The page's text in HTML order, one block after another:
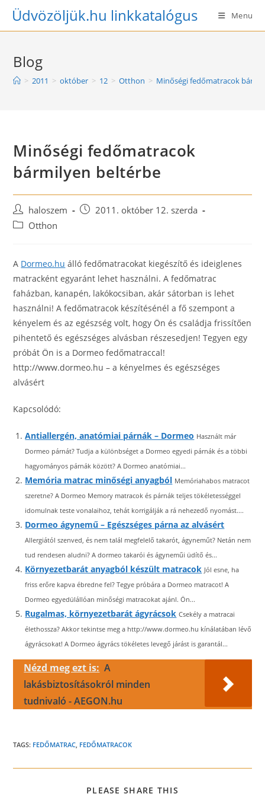
SkipÜdvözöljük.hu linkkatalógus Menu
Blog
> 2011 > október > 12 > Otthon > Minőségi fedőmatracok
Minőségi fedőmatracok
bármilyen beltérbe
Post
author:
haloszem
Post2011. október 12. szerda
PostOtthon
A Dormeo.hu álló fedőmatracokat kiegészítő és ideiglenes
matracként egyaránt lehet használni. A fedőmatrac
faházban, kanapén, lakókocsiban, akár sátorban is lehet
használni! A fedőmatracok készítésénél a fő szempont a
kényelem és az egészség volt, hogy Ön és családja frissítően
pihentető és egészséges alvásban részesedjen! Tegyen egy
próbát Ön is a Dormeo fedőmatraccal!
http://www.dormeo.hu – a kényelmes és egészséges
alvásért
Kapcsolódó:
Antiallergén, anatómiai párnák – Dormeo Használt már
Dormeo párnát? Tudja a különbséget a Dormeo egyedi párnák és a többi
hagyományos párnák között? A Dormeo anatómiai...
Memória matrac minőségi anyagból Memóriahabos matracot
szeretne? A Dormeo Memory matracok és párnák teljes tökéletességgel
idomulnak teste vonalaihoz, tehát korrigálják a rá nehezedő nyomást....
Dormeo ágynemű – Egészséges párna az alvásért
Allergiától szenved, és nem talál megfelelő takarót, ágyneműt? Netán nem
tud rendesen aludni? A dormeo takarói és ágyneműi üdítő és...
Környezetbarát anyagból készült matracok Jól esne, ha
friss erőre kapva ébredne fel? Tegye próbára a Dormeo matracot! A
Dormeo egyedülállóan minőségi matracokat ajánl. Ön...
Rugalmas, környezetbarát ágyrácsok Csekély a matracai
élethossza? Akkor tekintse meg a http://www.dormeo.hu kínálatában lévő
ágyrácsokat! A Dormeo ágyrács tökéletes levegő járást is garantál...
Nézd meg ezt is: A
lakásbiztosításokról minden
tudnivaló - AEGON.hu
TAGS: FEDŐMATRAC, FEDŐMATRACOK
PLEASE SHARE THIS